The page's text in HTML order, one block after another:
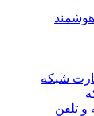
شبکه
و تلفن